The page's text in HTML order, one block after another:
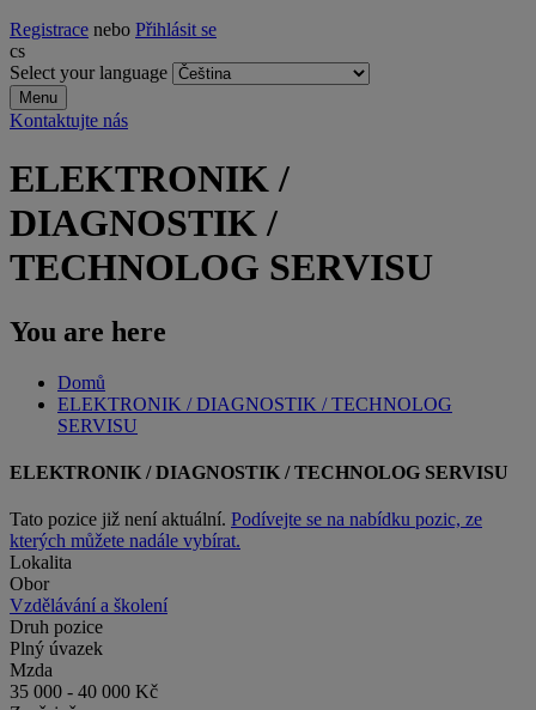
Registrace nebo Přihlásit se
cs
Select your language
Menu
Kontaktujte nás
ELEKTRONIK /
DIAGNOSTIK /
TECHNOLOG SERVISU
You are here
Domů
ELEKTRONIK / DIAGNOSTIK / TECHNOLOG
SERVISU
ELEKTRONIK / DIAGNOSTIK / TECHNOLOG SERVISU
Tato pozice již není aktuální. Podívejte se na nabídku pozic, ze
kterých můžete nadále vybírat.
Lokalita
Obor
Vzdělávání a školení
Druh pozice
Plný úvazek
Mzda
35 000 - 40 000 Kč